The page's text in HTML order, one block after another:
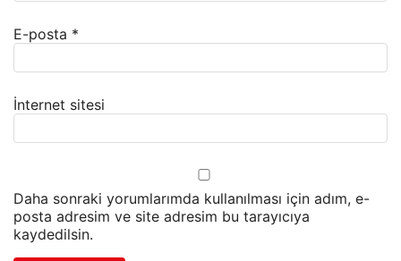
E-posta *
İnternet sitesi
Daha sonraki yorumlarımda kullanılması için adım, e-
posta adresim ve site adresim bu tarayıcıya
kaydedilsin.